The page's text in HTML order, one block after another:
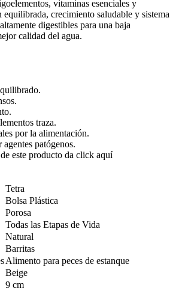
vitaminas esenciales y
crecimiento saludable y sistema
digestibles para una baja
calidad del agua.
traza.
por la alimentación.
patógenos.
este producto da click aquí
Tetra
Bolsa Plástica
Porosa
Todas las Etapas de Vida
Natural
Barritas
Alimento para peces de estanque
Beige
9 cm